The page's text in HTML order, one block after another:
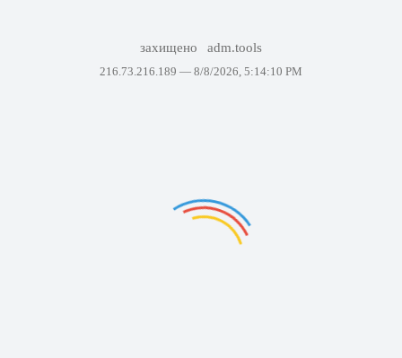
захищено adm.tools
216.73.216.189 — 8/8/2026, 5:14:10 PM